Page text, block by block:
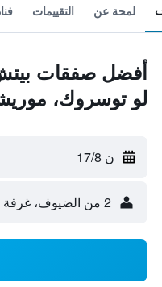
لمحة عن التقييمات
أفضل صفقات
لو توسروك،
ن 17/8
2 من الضيوف، غرفة واحدة